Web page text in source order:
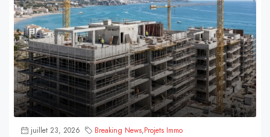
juillet 23, 2026 Breaking News,Projets Immo